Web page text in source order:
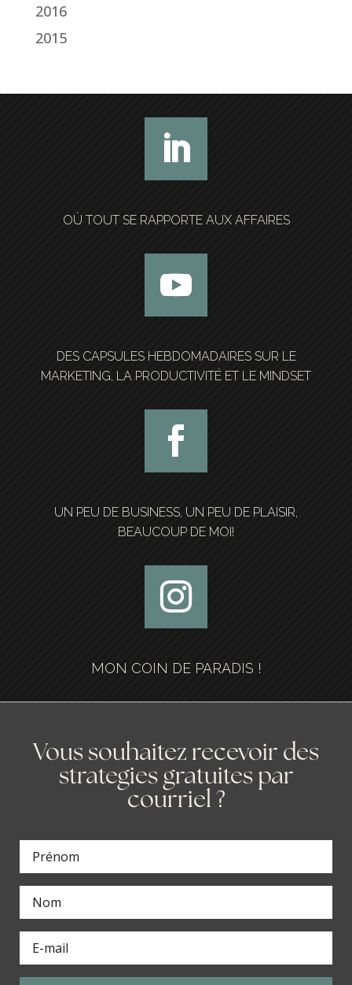
2016
2015
OÙ TOUT SE RAPPORTE AUX AFFAIRES
DES CAPSULES HEBDOMADAIRES SUR LE
MARKETING, LA PRODUCTIVITÉ ET LE MINDSET
UN PEU DE BUSINESS, UN PEU DE PLAISIR,
BEAUCOUP DE MOI!
MON COIN DE PARADIS !
Vous souhaitez recevoir des
strategies gratuites par
courriel ?